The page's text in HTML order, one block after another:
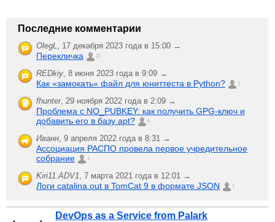
Последние комментарии
OlegL, 17 декабря 2023 года в 15:00 →
Перекличка 21
REDkiy, 8 июня 2023 года в 9:09 →
Как «замокать» файл для юниттеста в Python? 2
fhunter, 29 ноября 2022 года в 2:09 →
Проблема с NO_PUBKEY: как получить GPG-ключ и
добавить его в базу apt?
6
Иванн, 9 апреля 2022 года в 8:31 →
Ассоциация РАСПО провела первое учредительное
собрание
1
Kiri11.ADV1, 7 марта 2021 года в 12:01 →
Логи catalina.out в TomCat 9 в формате JSON 1
DevOps as a Service from Palark